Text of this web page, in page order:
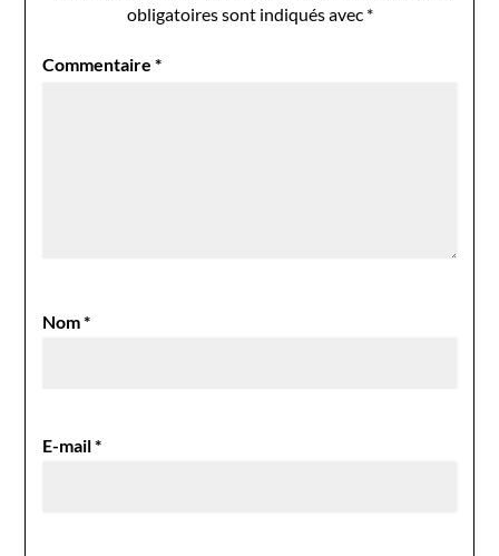
obligatoires sont indiqués avec *
Commentaire*
Nom*
E-mail*